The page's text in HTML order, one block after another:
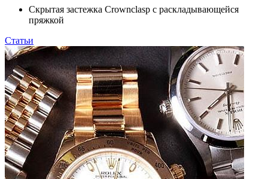
Скрытая застежка Crownclasp с раскладывающейся
пряжкой
Статьи